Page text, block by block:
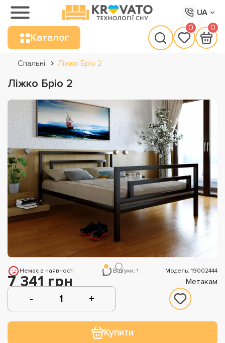
UA
Каталог
0 0
Спальні Ліжко Бріо 2
Ліжко Бріо 2
Немає в наявності Відгуки: 1 Модель: 19002444
7 341 грн Метакам
Купити